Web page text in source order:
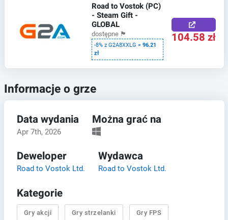
Road to Vostok (PC)
- Steam Gift -
GLOBAL
dostępne 🏴
-8% z G2A8XXLG =96.21
zł
104.58 zł
Informacje o grze
Data wydania
Apr 7th, 2026
Można grać na
Deweloper
Road to Vostok Ltd.
Wydawca
Road to Vostok Ltd.
Kategorie
Gry akcji Gry strzelanki Gry FPS